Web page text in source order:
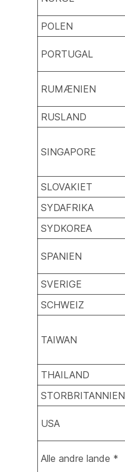
POLEN
PORTUGAL
RUMÆNIEN
RUSLAND
SINGAPORE
SLOVAKIET
SYDAFRIKA
SYDKOREA
SPANIEN
SVERIGE
SCHWEIZ
TAIWAN
THAILAND
STORBRITANNIEN
USA
Alle andre lande *